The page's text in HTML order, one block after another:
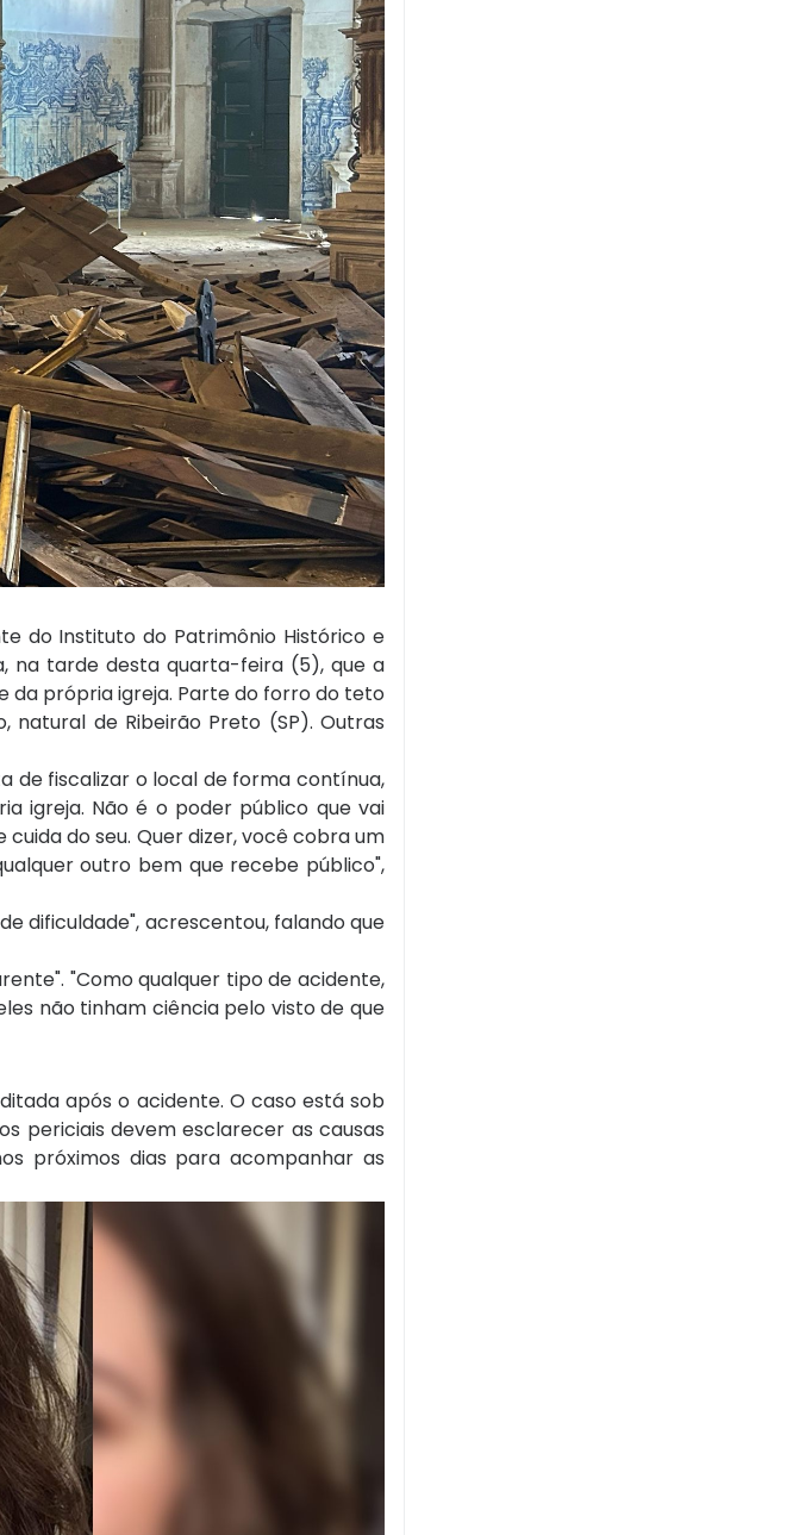
do Instituto do Patrimônio Histórico e
na tarde desta quarta-feira (5), que a
da própria igreja. Parte do forro do teto
natural de Ribeirão Preto (SP). Outras
de fiscalizar o local de forma contínua,
igreja. Não é o poder público que vai
do seu. Quer dizer, você cobra um
outro bem que recebe público",
dificuldade", acrescentou, falando que
"Como qualquer tipo de acidente,
não tinham ciência pelo visto de que
após o acidente. O caso está sob
periciais devem esclarecer as causas
próximos dias para acompanhar as